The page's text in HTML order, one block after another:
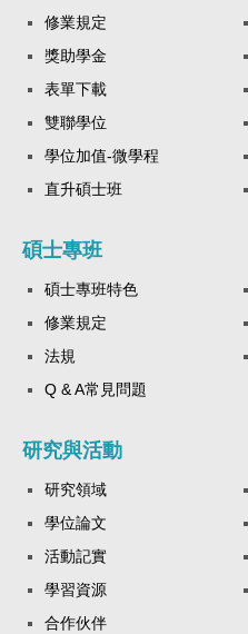
修業規定
獎助學金
表單下載
雙聯學位
學位加值-微學程
直升碩士班
碩士專班
碩士專班特色
修業規定
法規
Q & A常見問題
研究與活動
研究領域
學位論文
活動記實
學習資源
合作伙伴